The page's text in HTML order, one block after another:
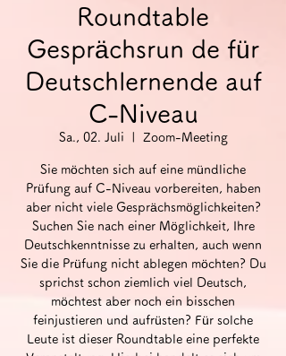
Roundtable
Gesprächsrun de für
Deutschlernende auf
C-Niveau
Sa., 02. Juli Zoom-Meeting
Sie möchten sich auf eine mündliche
Prüfung auf C-Niveau vorbereiten, haben
aber nicht viele Gesprächsmöglichkeiten?
Suchen Sie nach einer Möglichkeit, Ihre
Deutschkenntnisse zu erhalten, auch wenn
Sie die Prüfung nicht ablegen möchten? Du
sprichst schon ziemlich viel Deutsch,
möchtest aber noch ein bisschen
feinjustieren und aufrüsten? Für solche
Leute ist dieser Roundtable eine perfekte